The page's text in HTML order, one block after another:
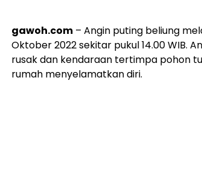
gawoh.com – Angin puting beliung
Oktober 2022 sekitar pukul 14.00 WIB.
rusak dan kendaraan tertimpa pohon
rumah menyelamatkan diri.